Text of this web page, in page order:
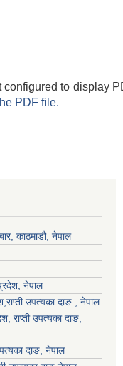
configured to display
PDF file.
काठमाडौ, नेपाल
नेपाल
,राप्ती उपत्यका दाङ , नेपाल
, राप्ती उपत्यका दाङ,
दाङ, नेपाल